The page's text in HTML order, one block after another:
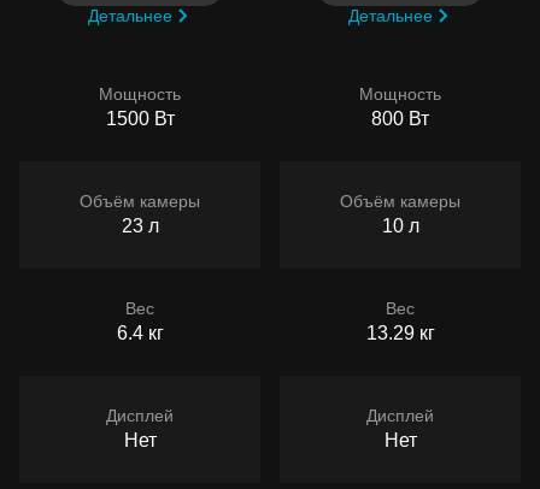
Детальнее
Мощность
1500 Вт
Объём камеры
23 л
Вес
6.4 кг
Дисплей
Нет
Детальнее
Мощность
800 Вт
Объём камеры
10 л
Вес
13.29 кг
Дисплей
Нет